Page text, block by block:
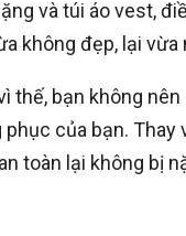
và túi áo vest,
không đẹp, lại vừa
bạn không
của bạn.
toàn lại không bị